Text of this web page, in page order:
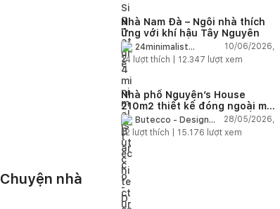
Nhà Nam Đà – Ngôi nhà thích
ứng với khí hậu Tây Nguyên
24minimalist
architecture
10/06/2026,
14 lượt thích | 12.347 lượt xem
Nhà phố Nguyên’s House
210m2 thiết kế đóng ngoài mở
trong với khoảng thông tầng
ngập ánh sáng
Butecco - Design
and Build
28/05/2026,
12 lượt thích | 15.176 lượt xem
Chuyện nhà